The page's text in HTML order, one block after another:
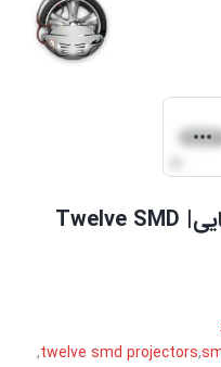
چراغ پروژکتور اس‌ام‌دی 12 تایی| Twelve SMD
,
twelve smd projectors
,